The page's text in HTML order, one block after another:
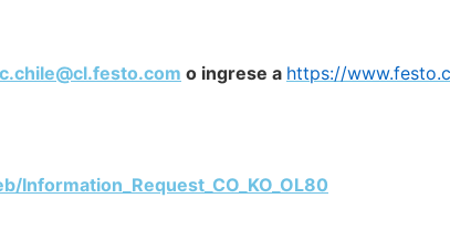
o ingrese a https://